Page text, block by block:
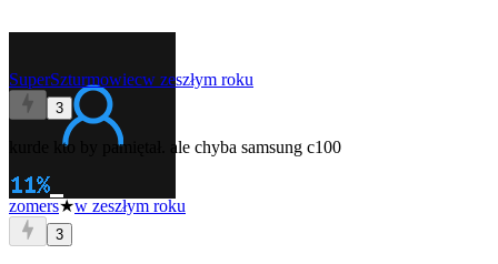
SuperSzturmowiecw zeszłym roku
3
kurde kto by pamiętał. ale chyba samsung c100
zomers★w zeszłym roku
3